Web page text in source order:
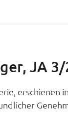
JA
erschienen